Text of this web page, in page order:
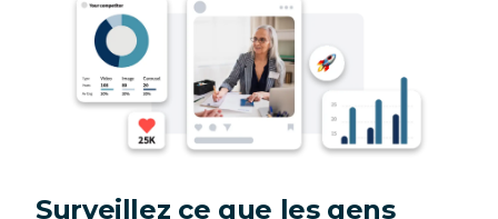
Surveillez ce que les gens